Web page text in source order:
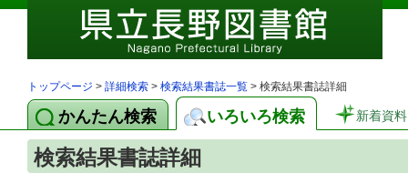
トップページ > 詳細検索 > 検索結果書誌一覧 > 検索結果書誌詳細
かんたん検索 いろいろ検索 新着資料
検索結果書誌詳細